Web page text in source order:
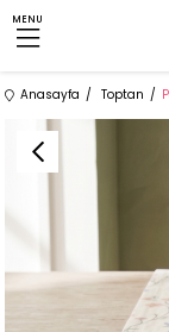
MENU
Anasayfa Toptan